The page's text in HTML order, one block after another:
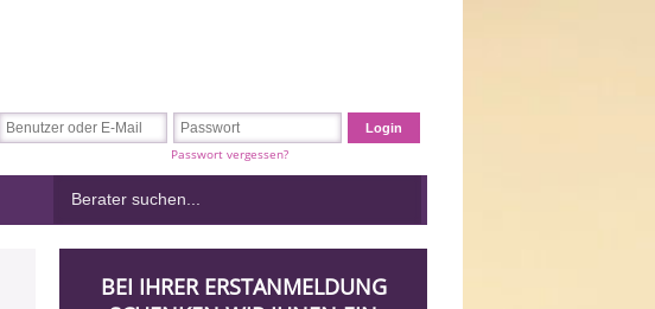
Passwort vergessen?
BEI IHRER ERSTANMELDUNG